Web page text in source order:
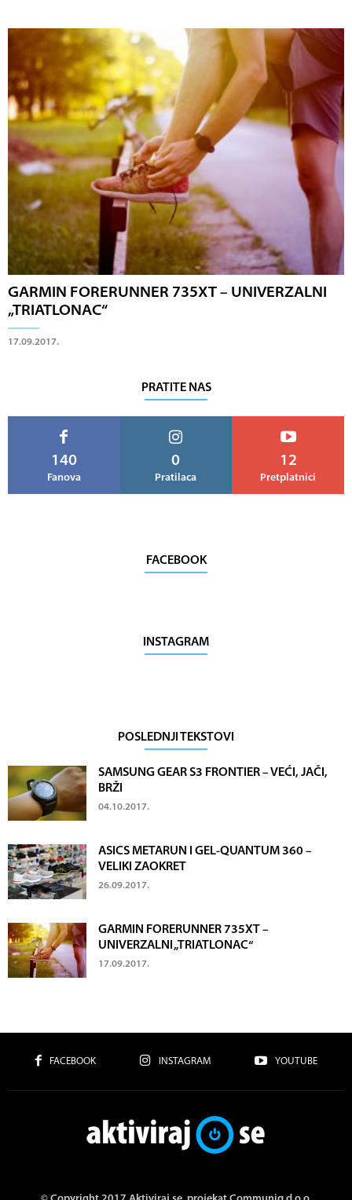
GARMIN FORERUNNER 735XT – UNIVERZALNI
„TRIATLONAC“
17.09.2017.
PRATITE NAS
140
Fanova
0
Pratilaca
12
Pretplatnici
FACEBOOK
INSTAGRAM
POSLEDNJI TEKSTOVI
SAMSUNG GEAR S3 FRONTIER – VEĆI, JAČI,
BRŽI
04.10.2017.
ASICS METARUN I GEL-QUANTUM 360 –
VELIKI ZAOKRET
26.09.2017.
GARMIN FORERUNNER 735XT –
UNIVERZALNI „TRIATLONAC“
17.09.2017.
FACEBOOK INSTAGRAM YOUTUBE